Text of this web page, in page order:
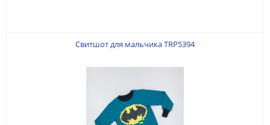
Свитшот для мальчика TRP5394